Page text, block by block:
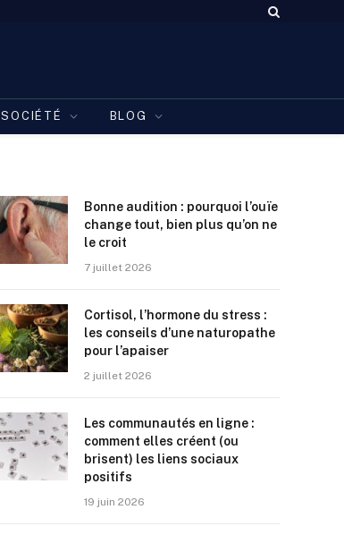
SOCIÉTÉ BLOG
Bonne audition : pourquoi l’ouïe
change tout, bien plus qu’on ne
le croit
7 juillet 2026
Cortisol, l’hormone du stress :
les conseils d’une naturopathe
pour l’apaiser
2 juillet 2026
Les communautés en ligne :
comment elles créent (ou
brisent) les liens sociaux
positifs
19 juin 2026